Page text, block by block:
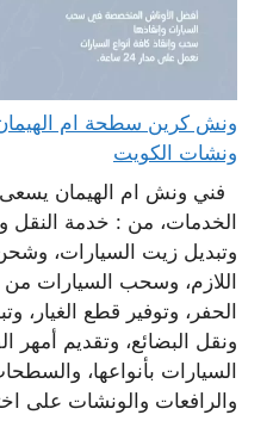
ونشات الكويت
فني ونش ام الهيمان يسعى
الخدمات، من : خدمة النقل
وتبديل زيت السيارات،
اللازم، وسحب السيارات من
الحفر، وتوفير قطع الغيار،
ونقل البضائع، وتقديم أمهر
السيارات بأنواعها،
والرافعات والونشات على